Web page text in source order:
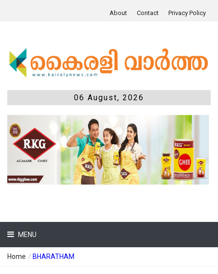
About Contact Privacy Policy
06 August, 2026
MENU
Home / BHARATHAM